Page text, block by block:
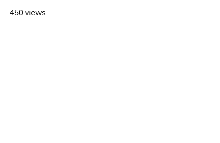
450 views